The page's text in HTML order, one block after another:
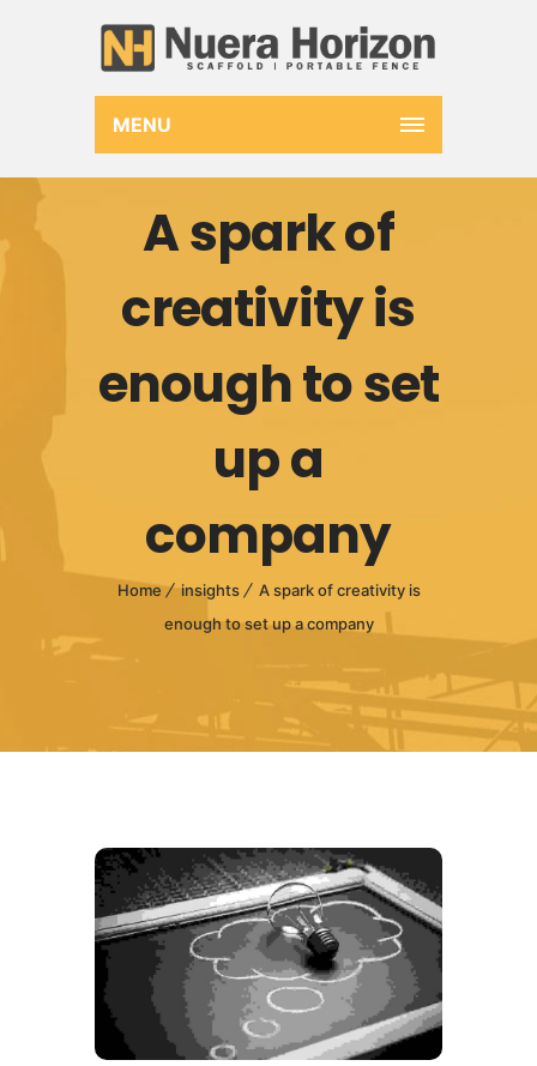
MENU
A spark of
creativity is
enough to set
up a
company
Home insights
A spark of creativity is
enough to set up a company